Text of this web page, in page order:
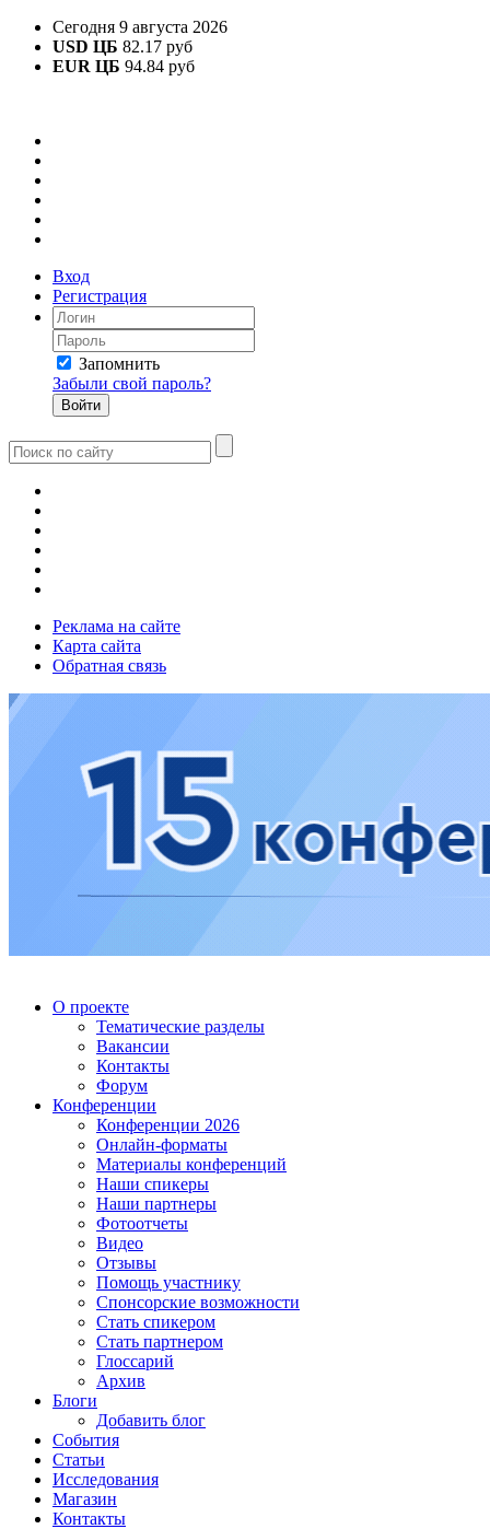
Сегодня 9 августа 2026
USD ЦБ 82.17 руб
EUR ЦБ 94.84 руб
Вход
Регистрация
Запомнить
Забыли свой пароль?
Реклама на сайте
Карта сайта
Обратная связь
О проекте
Тематические разделы
Вакансии
Контакты
Форум
Конференции
Конференции 2026
Онлайн-форматы
Материалы конференций
Наши спикеры
Наши партнеры
Фотоотчеты
Видео
Отзывы
Помощь участнику
Спонсорские возможности
Стать спикером
Стать партнером
Глоссарий
Архив
Блоги
Добавить блог
События
Статьи
Исследования
Магазин
Контакты